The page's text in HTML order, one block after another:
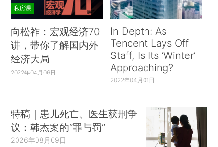
私房课
向松祚：宏观经济70
讲，带你了解国内外
经济大局
2022年04月06日
In Depth: As
Tencent Lays Off
Staff, Is Its ‘Winter’
Approaching?
2022年04月01日
特稿｜患儿死亡、医生获刑争
议：韩杰案的“罪与罚”
2026年08月09日